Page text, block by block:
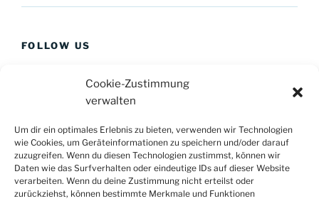
Cookie-Zustimmung
verwalten
Um dir ein optimales Erlebnis zu bieten, verwenden wir Technologien
wie Cookies, um Geräteinformationen zu speichern und/oder darauf
zuzugreifen. Wenn du diesen Technologien zustimmst, können wir
Daten wie das Surfverhalten oder eindeutige IDs auf dieser Website
verarbeiten. Wenn du deine Zustimmung nicht erteilst oder
zurückziehst, können bestimmte Merkmale und Funktionen
FOLLOW US
Bildnachweise
Impressum
Datenschutzerklärung